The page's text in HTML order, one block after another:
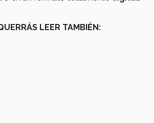
LEER TAMBIÉN: